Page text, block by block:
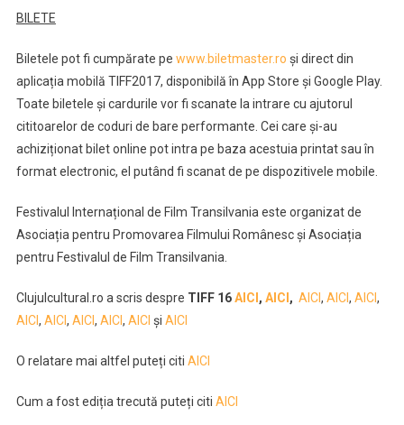
BILETE
Biletele pot fi cumpărate pe www.biletmaster.ro și direct din
aplicația mobilă TIFF2017, disponibilă în App Store și Google Play.
Toate biletele și cardurile vor fi scanate la intrare cu ajutorul
cititoarelor de coduri de bare performante. Cei care și-au
achiziționat bilet online pot intra pe baza acestuia printat sau în
format electronic, el putând fi scanat de pe dispozitivele mobile.
Festivalul Internațional de Film Transilvania este organizat de
Asociația pentru Promovarea Filmului Românesc și Asociația
pentru Festivalul de Film Transilvania.
Clujulcultural.ro a scris despre TIFF 16AICI , AICI , AICI, AICI, AICI,
AICI, AICI, AICI, AICI, AICI și AICI
O relatare mai altfel puteți citi AICI
Cum a fost ediția trecută puteți citi AICI